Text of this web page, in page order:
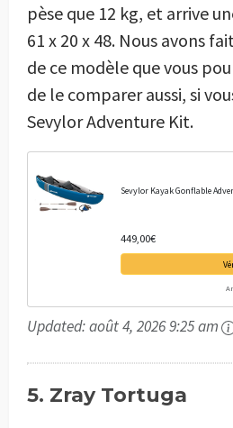
pèse que 12 kg, et arrive
61 x 20 x 48. Nous avons
de ce modèle que vous
de le comparer aussi, si
Sevylor Adventure Kit.
Sevylor Kayak Gonflable
449,00€
Updated:août 4, 2026 9:25 am
5. Zray Tortuga